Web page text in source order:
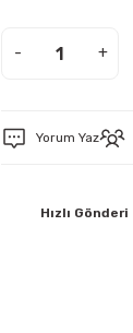
- +
Yorum Yaz
Hızlı Gönderi